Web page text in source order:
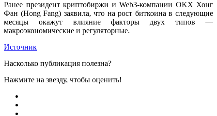
Ранее президент криптобиржи и Web3-компании OKX Хонг
Фан (Hong Fang) заявила, что на рост биткоина в следующие
месяцы окажут влияние факторы двух типов —
макроэкономические и регуляторные.
Источник
Насколько публикация полезна?
Нажмите на звезду, чтобы оценить!